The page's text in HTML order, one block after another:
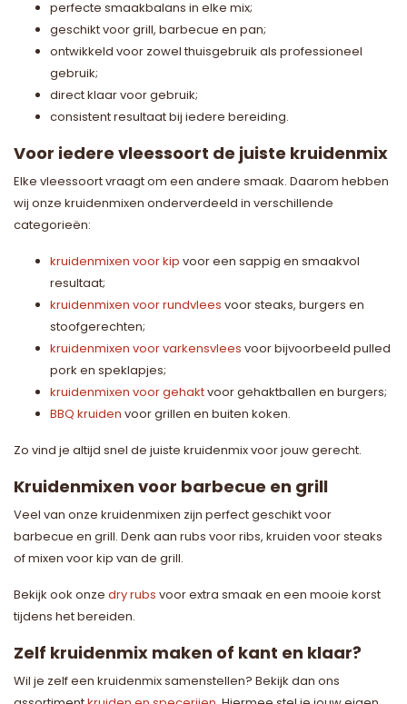
perfecte smaakbalans in elke mix;
geschikt voor grill, barbecue en pan;
ontwikkeld voor zowel thuisgebruik als professioneel
gebruik;
direct klaar voor gebruik;
consistent resultaat bij iedere bereiding.
Voor iedere vleessoort de juiste kruidenmix
Elke vleessoort vraagt om een andere smaak. Daarom hebben
wij onze kruidenmixen onderverdeeld in verschillende
categorieën:
kruidenmixen voor kip voor een sappig en smaakvol
resultaat;
kruidenmixen voor rundvlees voor steaks, burgers en
stoofgerechten;
kruidenmixen voor varkensvlees voor bijvoorbeeld pulled
pork en speklapjes;
kruidenmixen voor gehaktvoor gehaktballen en burgers;
BBQ kruiden voor grillen en buiten koken.
Zo vind je altijd snel de juiste kruidenmix voor jouw gerecht.
Kruidenmixen voor barbecue en grill
Veel van onze kruidenmixen zijn perfect geschikt voor
barbecue en grill. Denk aan rubs voor ribs, kruiden voor steaks
of mixen voor kip van de grill.
Bekijk ook onze dry rubs voor extra smaak en een mooie korst
tijdens het bereiden.
Zelf kruidenmix maken of kant en klaar?
Wil je zelf een kruidenmix samenstellen? Bekijk dan ons